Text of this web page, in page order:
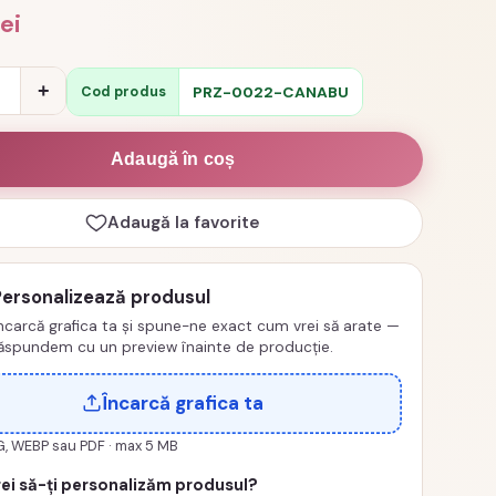
+ Cod produs PRZ-0022-CANABU
Adaugă în coș
Adaugă la favorite
produsul
grafica ta și spune-ne exact cum vrei să arate —
cu un preview înainte de producție.
Încarcă grafica ta
WEBP sau PDF · max 5 MB
să-ți personalizăm produsul?